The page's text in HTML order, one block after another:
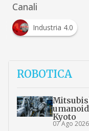
Canali
Industria 4.0
ROBOTICA
Kyoto
07 Ago 2026